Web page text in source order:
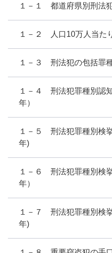
１－１ 都道府県別刑法
１－２ 人口10万人当た
１－３ 刑法犯の包括罪
１－４ 刑法犯罪種別認
年）
１－５ 刑法犯罪種別検
年)
１－６ 刑法犯罪種別検
年）
１－７ 刑法犯罪種別検
年)